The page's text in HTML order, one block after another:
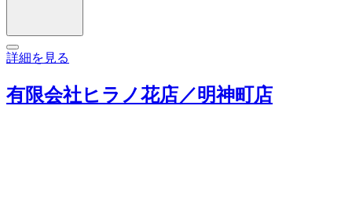
詳細を見る
有限会社ヒラノ花店／明神町店